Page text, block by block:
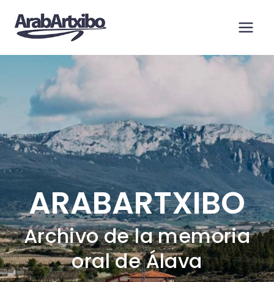
contenido
ARABARTXIBO
Archivo de la memoria
oral de Álava